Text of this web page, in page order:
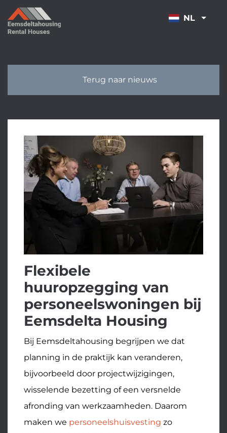
OVERSLAAN
NL
Terug naar nieuws
Flexibele
huuropzegging van
personeelswoningen bij
Eemsdelta Housing
Bij Eemsdeltahousing begrijpen we dat
planning in de praktijk kan veranderen,
bijvoorbeeld door projectwijzigingen,
wisselende bezetting of een versnelde
afronding van werkzaamheden. Daarom
maken we personeelshuisvesting zo